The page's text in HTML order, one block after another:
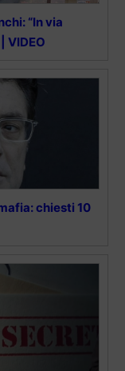
“In via
VIDEO
chiesti 10